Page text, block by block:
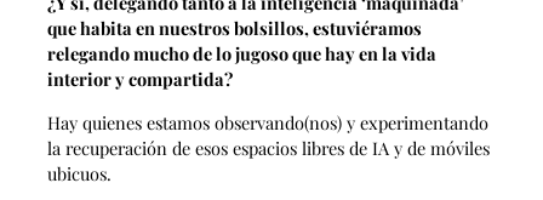
que habita en nuestros bolsillos, estuviéramos
relegando mucho de lo jugoso que hay en la vida
interior y compartida?
Hay quienes estamos observando(nos) y experimentando
la recuperación de esos espacios libres de IA y de móviles
ubicuos.